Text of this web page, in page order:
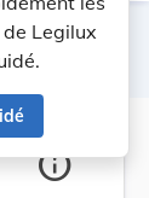
Legilux
la barre
info